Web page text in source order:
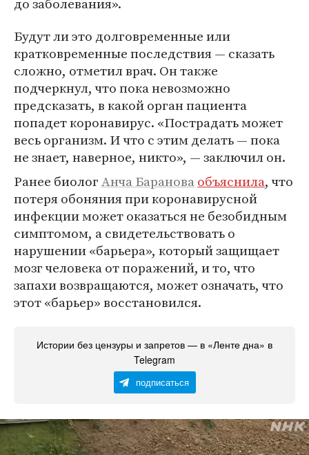
Будут ли это долговременные или
кратковременные последствия — сказать
сложно, отметил врач. Он также
подчеркнул, что пока невозможно
предсказать, в какой орган пациента
попадет коронавирус. «Пострадать может
весь организм. И что с этим делать — пока
не знает, наверное, никто», — заключил он.
Ранее биологАнча Барановаобъяснила, что
потеря обоняния при коронавирусной
инфекции может оказаться не безобидным
симптомом, а свидетельствовать о
нарушении «барьера», который защищает
мозг человека от поражений, и то, что
запахи возвращаются, может означать, что
этот «барьер» восстановился.
Истории без цензуры и запретов — в «Ленте дна» в
Telegram
подписаться